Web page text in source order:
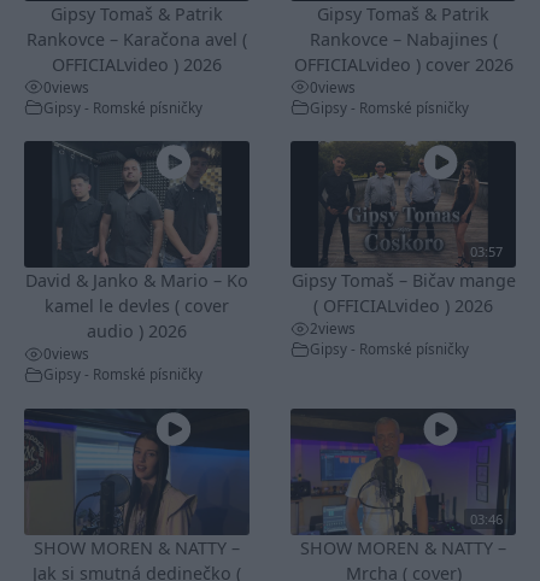
Gipsy Tomaš & Patrik
Rankovce – Karačona avel (
OFFICIALvideo ) 2026
0views
Gipsy - Romské písničky
Gipsy Tomaš & Patrik
Rankovce – Nabajines (
OFFICIALvideo ) cover 2026
0views
Gipsy - Romské písničky
David & Janko & Mario – Ko
kamel le devles ( cover
audio ) 2026
0views
Gipsy - Romské písničky
03:57
Gipsy Tomaš – Bičav mange
( OFFICIALvideo ) 2026
2views
Gipsy - Romské písničky
SHOW MOREN & NATTY –
Jak si smutná dedinečko (
03:46
SHOW MOREN & NATTY –
Mrcha ( cover)